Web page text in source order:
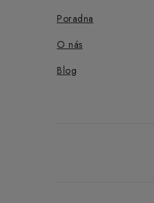
Poradna
O nás
Blog